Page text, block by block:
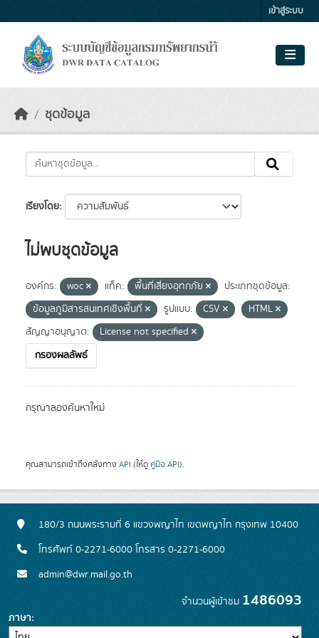
เข้าสู่ระบบ
ชุดข้อมูล
เรียงโดย
ไม่พบชุดข้อมูล
องค์กร: woc แท็ค: พื้นที่เสี่ยงอุทกภัย
ประเภทชุดข้อมูล:
ข้อมูลภูมิสารสนเทศเชิงพื้นที่
รูปแบบ: CSV
HTML
สัญญาอนุญาต:
License not specified
กรองผลลัพธ์
กรุณาลองค้นหาใหม่
คุณสามารถเข้าถึงคลังทาง API (ให้ดู คู่มือ API).
180/3 ถนนพระรามที่ 6 แขวงพญาไท เขตพญาไท กรุงเทพ 10400
โทรศัพท์ 0-2271-6000 โทรสาร 0-2271-6000
admin@dwr.mail.go.th
จำนวนผู้เข้าชม 1486093
ภาษา